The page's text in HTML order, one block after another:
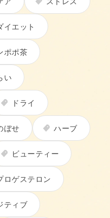
イエット
ポポ茶
い
ドライ
ぼせ ハーブ
ビューティー
ロゲステロン
ティブ